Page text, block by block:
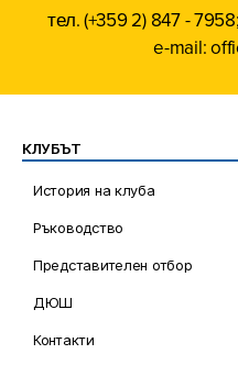
тел. (+359 2) 847 -
e-mail:
КЛУБЪТ
История на клуба
Ръководство
Представителен отбор
ДЮШ
Контакти